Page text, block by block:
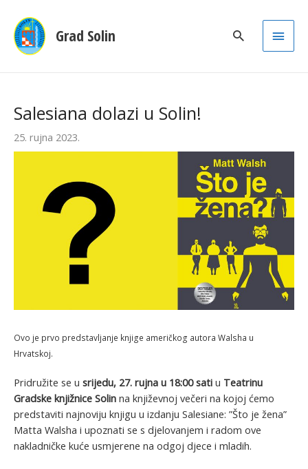
Grad Solin
Main
Salesiana dolazi u Solin!
25. rujna 2023.
Ovo je prvo predstavljanje knjige američkog autora Walsha u
Hrvatskoj.
Pridružite se u srijedu, 27. rujna u 18:00 sati u Teatrinu
Gradske knjižnice Solin na književnoj večeri na kojoj ćemo
predstaviti najnoviju knjigu u izdanju Salesiane: ”Što je žena”
Matta Walsha i upoznati se s djelovanjem i radom ove
nakladničke kuće usmjerene na odgoj djece i mladih.